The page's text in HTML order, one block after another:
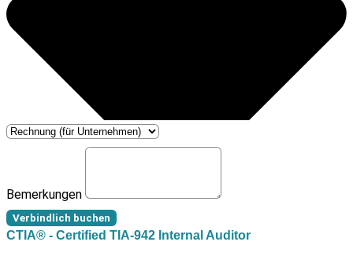
Bemerkungen
Verbindlich buchen
CTIA® - Certified TIA-942 Internal Auditor